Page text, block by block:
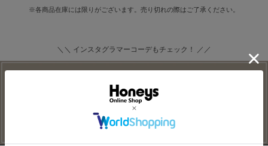
※各商品在庫には限りがございます。売り切れの際はご了承ください。
＼＼ インスタグラマーコーデもチェック！ ／／